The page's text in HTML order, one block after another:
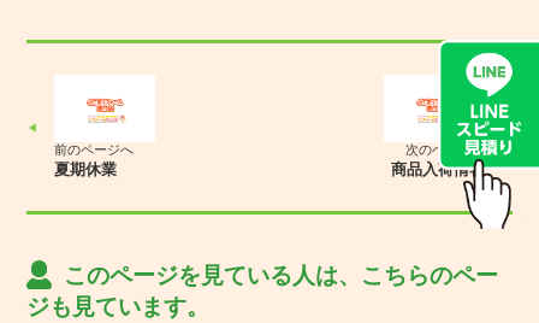
前のページへ
夏期休業
次のページへ
商品入荷情報
このページを見ている人は、こちらのペー
ジも見ています。